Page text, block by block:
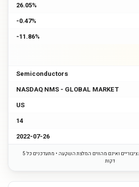
26.05%
-0.47%
-11.86%
Semiconductors
NASDAQ NMS - GLOBAL MARKET
US
14
2022-07-26
הנתונים מבוססים על מקורות ציבוריים ואינם מהווים המלצת השקעה • מתעדכנים כל 5
דקות